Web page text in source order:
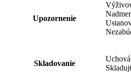
Upozornenie
Skladovanie